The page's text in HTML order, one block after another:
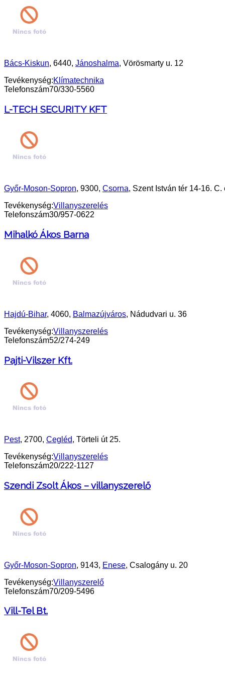
Bács-Kiskun, 6440, Jánoshalma, Vörösmarty u. 12
Tevékenység:Klímatechnika
Telefonszám70/330-5560
L-TECH SECURITY KFT
Győr-Moson-Sopron, 9300, Csorna, Szent István tér 14-16. C.
Tevékenység:Villanyszerelés
Telefonszám30/957-0622
Mihalkó Ákos Barna
Hajdú-Bihar, 4060, Balmazújváros, Nádudvari u. 36
Tevékenység:Villanyszerelés
Telefonszám52/274-249
Pajti-Vilszer Kft.
Pest, 2700, Cegléd, Törteli út 25.
Tevékenység:Villanyszerelés
Telefonszám20/222-1127
Szendi Zsolt Ákos – villanyszerelő
Győr-Moson-Sopron, 9143, Enese, Csalogány u. 20
Tevékenység:Villanyszerelő
Telefonszám70/209-5496
Vill-Tel Bt.